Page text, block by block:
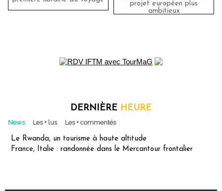
projet européen plus
ambitieux
DERNIÈRE HEURE
News Les + lus Les + commentés
Le Rwanda, un tourisme à haute altitude
France, Italie : randonnée dans le Mercantour frontalier